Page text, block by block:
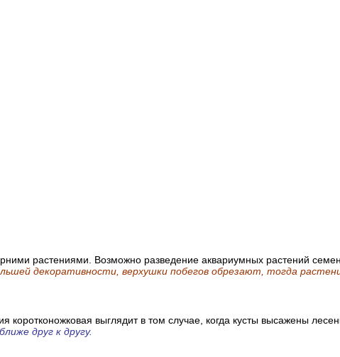
растениями. Возможно разведение аквариумных растений
декоративности, верхушки побегов обрезают, тогда
коротконожковая выглядит в том случае, когда кусты высажены
друг к другу.